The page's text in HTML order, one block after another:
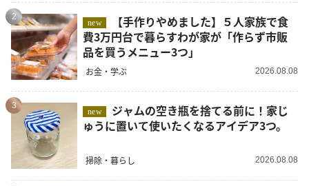
2
new
費3万円台で暮らすわが家が「作らず市販
品を買うメニュー3つ」
お金・学ぶ 2026.08.08
3
new
ゅうに置いて使いたくなるアイデア3つ。
掃除・暮らし 2026.08.08